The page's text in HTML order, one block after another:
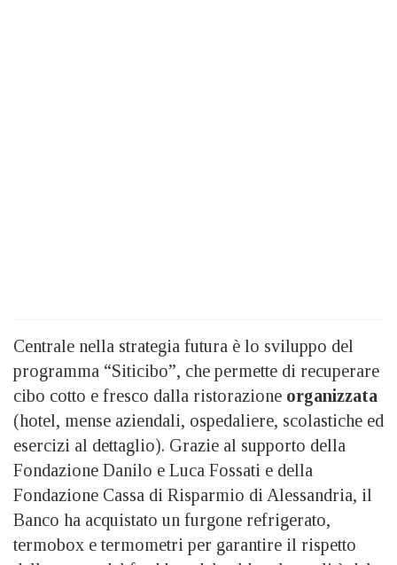
Centrale nella strategia futura è lo sviluppo del
programma “Siticibo”, che permette di recuperare
cibo cotto e fresco dalla ristorazione organizzata
(hotel, mense aziendali, ospedaliere, scolastiche ed
esercizi al dettaglio). Grazie al supporto della
Fondazione Danilo e Luca Fossati e della
Fondazione Cassa di Risparmio di Alessandria, il
Banco ha acquistato un furgone refrigerato,
termobox e termometri per garantire il rispetto